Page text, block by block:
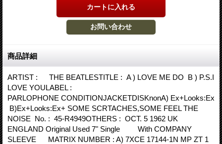
商品詳細
ARTIST : THE BEATLESTITLE : A ) LOVE ME DO B ) P.S.I
LOVE YOULABEL :
PARLOPHONE CONDITIONJACKETDISKnonA) Ex+Looks:Ex
B)Ex+Looks:Ex+ SOME SCRTACHES,SOME FEEL THE
NOISE No. : 45-R4949OTHERS : OCT. 5 1962 UK
ENGLAND Original Used 7" Single With COMPANY
SLEEVE MATRIX NUMBER : A) 7XCE 17144-1N MP ZT 1